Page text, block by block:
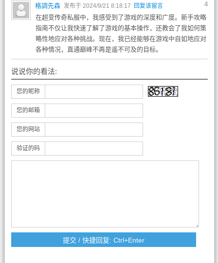
4
格調先森 发布于 2024/9/21 8:18:17 回复该留言
在超变传奇私服中，我感受到了游戏的深度和广度。新手攻略
指南不仅让我快速了解了游戏的基本操作，还教会了我如何策
略性地应对各种挑战。现在，我已经能够在游戏中自如地应对
各种情况，直通巅峰不再是遥不可及的目标。
说说你的看法:
您的昵称
您的邮箱
您的网站
验证的码